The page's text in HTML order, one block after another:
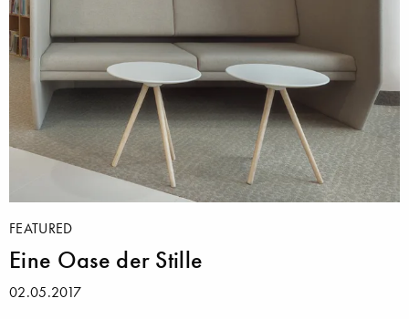
FEATURED
Eine Oase der Stille
02.05.2017